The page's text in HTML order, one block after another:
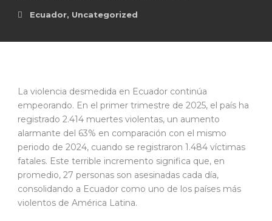
Ecuador, Uncategorized
La violencia desmedida en Ecuador continúa
empeorando. En el primer trimestre de 2025, el país ha
registrado 2.414 muertes violentas, un aumento
alarmante del 63% en comparación con el mismo
periodo de 2024, cuando se registraron 1.484 víctimas
fatales. Este terrible incremento significa que, en
promedio, 27 personas son asesinadas cada día,
consolidando a Ecuador como uno de los países más
violentos de América Latina.